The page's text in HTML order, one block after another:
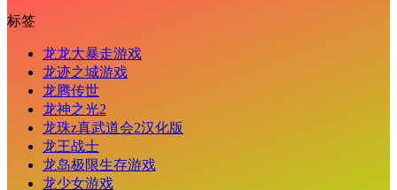
标签
龙龙大暴走游戏
龙迹之城游戏
龙腾传世
龙神之光2
龙珠z真武道会2汉化版
龙王战士
龙岛极限生存游戏
龙少女游戏